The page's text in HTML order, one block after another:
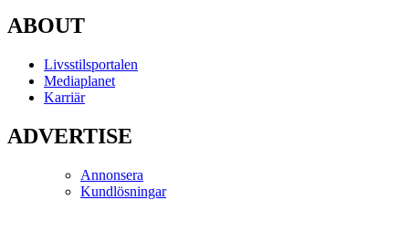
ABOUT
Livsstilsportalen
Mediaplanet
Karriär
ADVERTISE
Annonsera
Kundlösningar